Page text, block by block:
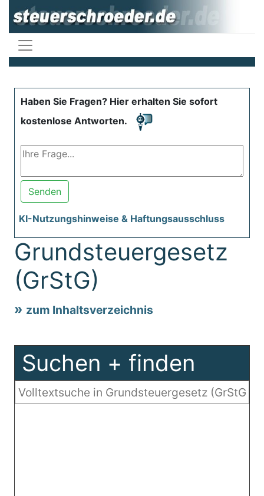
Haben Sie Fragen? Hier erhalten Sie sofort
kostenlose Antworten.
Senden
KI-Nutzungshinweise & Haftungsausschluss
Grundsteuergesetz
(GrStG)
zum Inhaltsverzeichnis
Suchen + finden